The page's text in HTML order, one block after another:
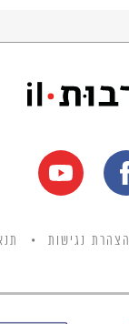
הצהרת נגישות